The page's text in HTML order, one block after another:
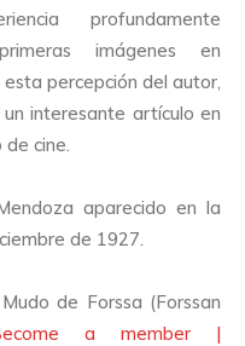
profundamente
imágenes en
percepción del autor,
interesante artículo en
cine.
aparecido en la
de 1927.
de Forssa (Forssan
a member |